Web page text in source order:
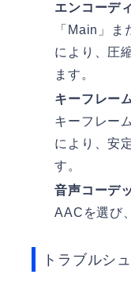
エンコーデ
「Main」
により、圧
ます。
キーフレー
キーフレー
により、安
す。
音声コーデ
AACを選び
トラブルシ